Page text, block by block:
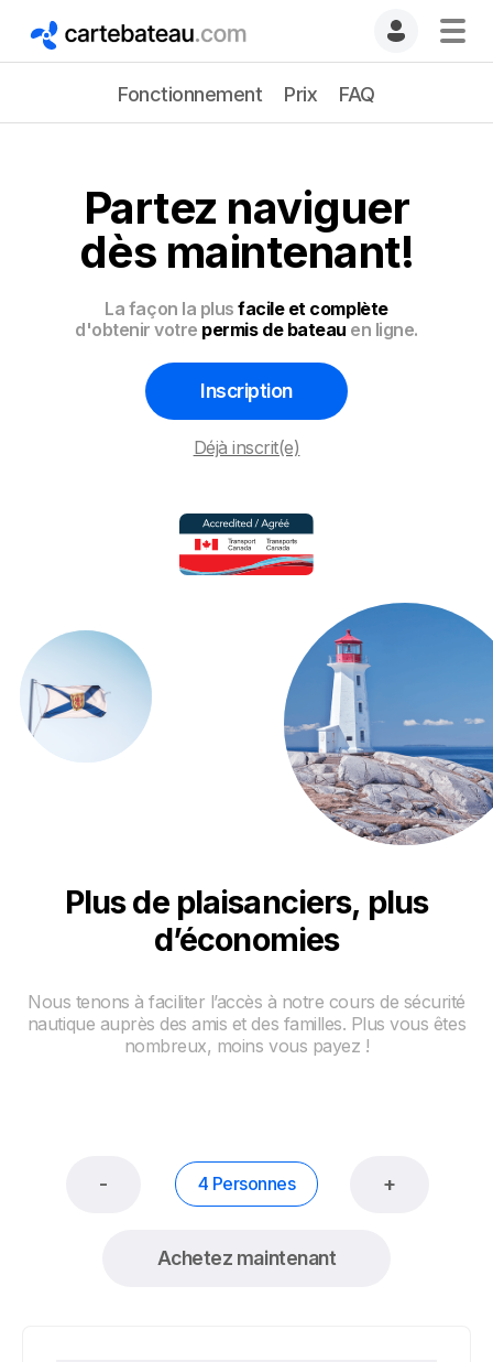
Fonctionnement Prix FAQ
Partez naviguer
dès maintenant!
La façon la plusfacile et complète
d'obtenir votre permis de bateau en ligne.
Inscription
Déjà inscrit(e)
Plus de plaisanciers, plus
d’économies
Nous tenons à faciliter l’accès à notre cours de sécurité
nautique auprès des amis et des familles. Plus vous êtes
nombreux, moins vous payez !
- 4 Personnes +
Achetez maintenant